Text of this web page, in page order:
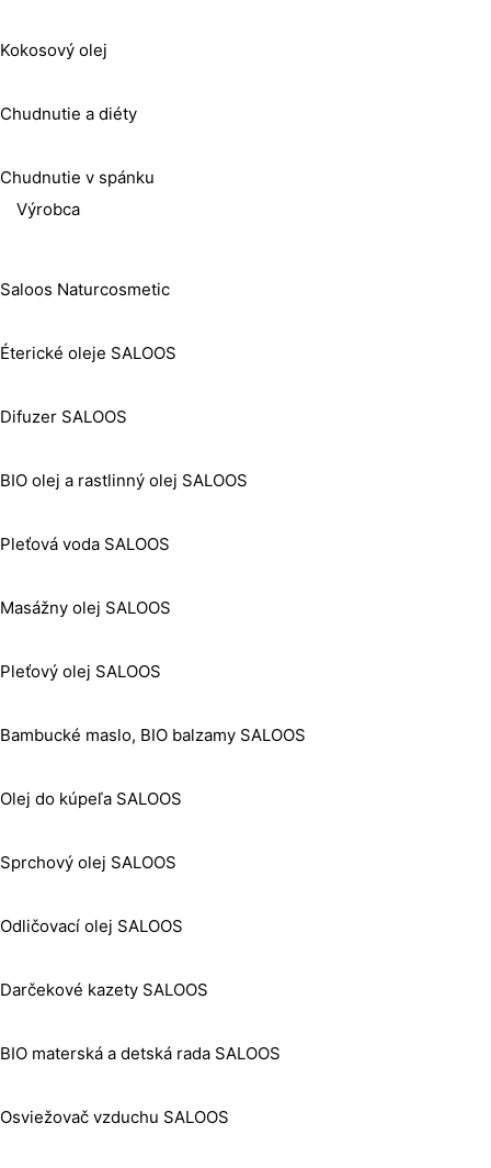
Kokosový olej
Chudnutie a diéty
Chudnutie v spánku
Výrobca
Saloos Naturcosmetic
Éterické oleje SALOOS
Difuzer SALOOS
BIO olej a rastlinný olej SALOOS
Pleťová voda SALOOS
Masážny olej SALOOS
Pleťový olej SALOOS
Bambucké maslo, BIO balzamy SALOOS
Olej do kúpeľa SALOOS
Sprchový olej SALOOS
Odličovací olej SALOOS
Darčekové kazety SALOOS
BIO materská a detská rada SALOOS
Osviežovač vzduchu SALOOS